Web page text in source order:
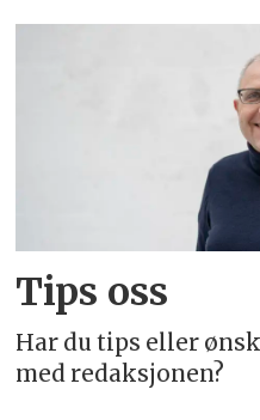
Tips oss
Har du tips eller
med redaksjonen?